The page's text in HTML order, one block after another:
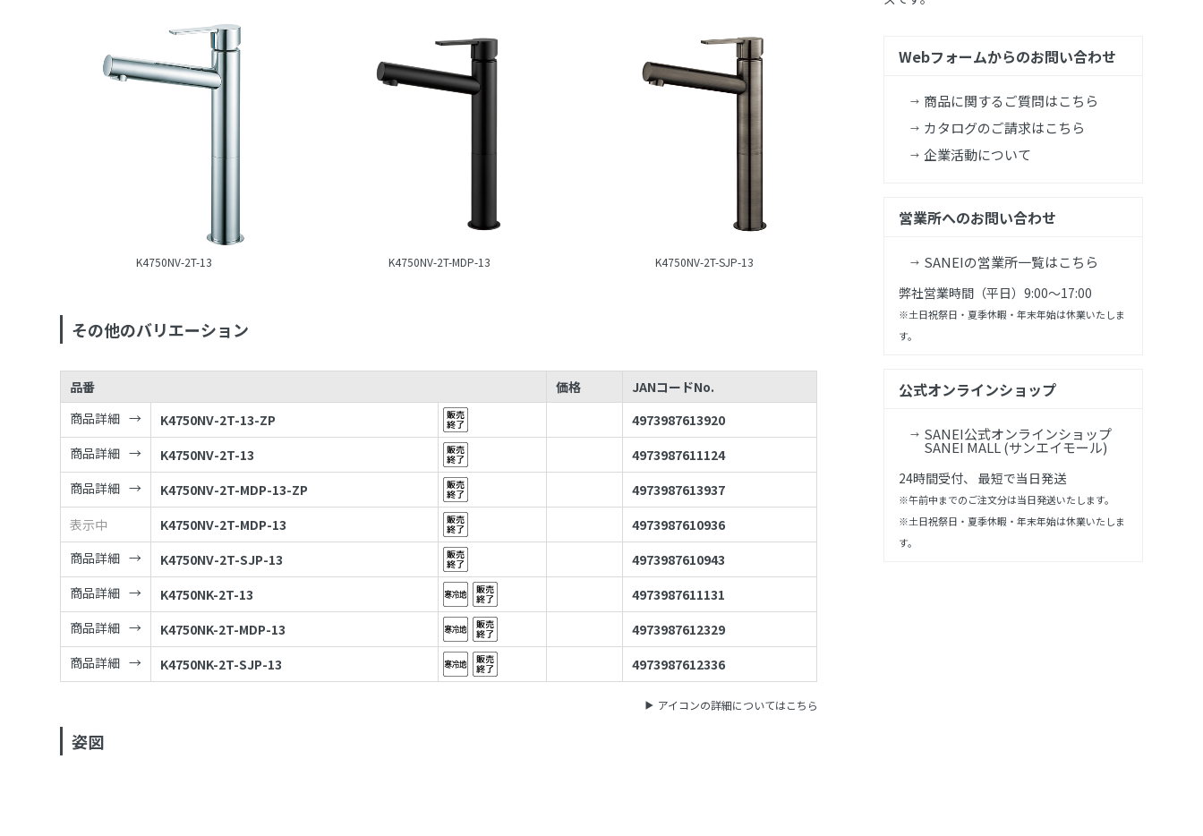
K4750NV-2T-13 K4750NV-2T-MDP-13 K4750NV-2T-SJP-13
その他のバリエーション
品番 価格
JANコードNo.
商品詳細
K4750NV-2T-13-ZP
4973987613920
商品詳細
K4750NV-2T-13
4973987611124
商品詳細
K4750NV-2T-MDP-13-ZP
4973987613937
表示中
K4750NV-2T-MDP-13
4973987610936
商品詳細
K4750NV-2T-SJP-13
4973987610943
商品詳細
K4750NK-2T-13
4973987611131
商品詳細
K4750NK-2T-MDP-13
4973987612329
商品詳細
K4750NK-2T-SJP-13 4973987612336
アイコンの詳細についてはこちら
姿図
Webフォームからのお問い合わせ
商品に関するご質問はこちら
カタログのご請求はこちら
企業活動について
営業所へのお問い合わせ
SANEIの営業所一覧はこちら
弊社営業時間（平日）9:00～17:00
※土日祝祭日・夏季休暇・年末年始は休業いたしま
す。
公式オンラインショップ
SANEI公式オンラインショップ
SANEI MALL (サンエイモール)
24時間受付、 最短で当日発送
※午前中までのご注文分は当日発送いたします。
※土日祝祭日・夏季休暇・年末年始は休業いたしま
す。